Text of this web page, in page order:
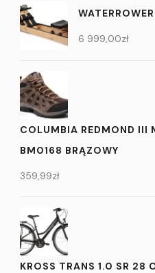
6 999,00zł
COLUMBIA REDMOND III
BM0168 BRĄZOWY
359,99zł
KROSS TRANS 1.0 SR 28